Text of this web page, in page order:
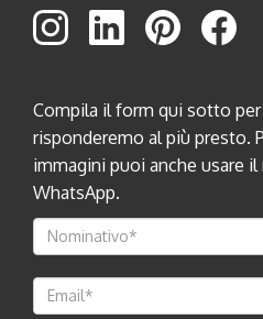
Compila il form qui sotto
risponderemo al più presto.
immagini puoi anche usare
WhatsApp.